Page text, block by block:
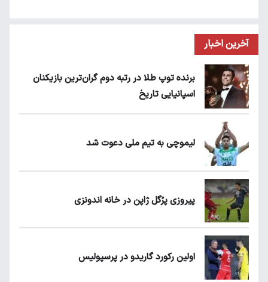
آخرین اخبار
برنده توپ طلا در رتبه دوم گران‌ترین بازیکنان
اسپانیایی تاریخ
لیموچی به تیم ملی دعوت شد
پیروزی پرُگل ژاپن در خانه اندونزی
اولین رکورد گاریدو در پرسپولیس